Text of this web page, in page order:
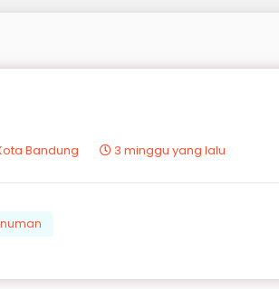
Bandung 3 minggu yang lalu